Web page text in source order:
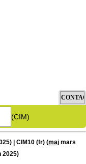
(CIM)
| CIM10 (fr) (maj mars
2025)